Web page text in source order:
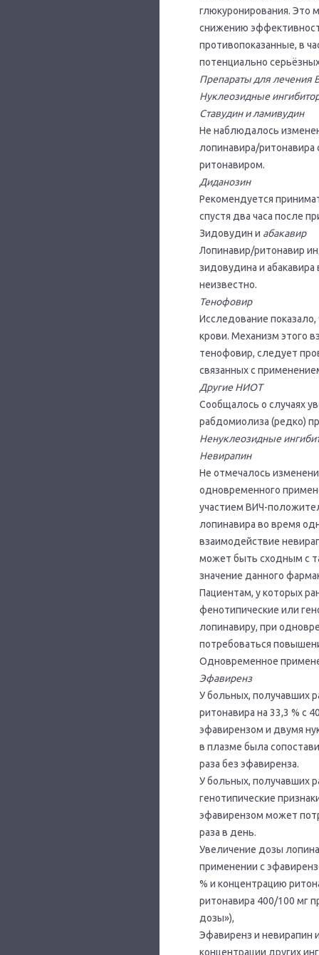
глюкуронирования. Это
снижению
противопоказанные, в
потенциально
Препараты для лечения
Нуклеозидные
Ставудин и ламивудин
Не наблюдалось
лопинавира/
ритонавиром.
Диданозин
Рекомендуется
спустя два часа после
Зидовудин и абакавир
Лопинавир/ритонавир
зидовудина и
неизвестно.
Тенофовир
Исследование
крови. Механизм этого
тенофовир, следует
связанных с
Другие НИОТ
Сообщалось о случаях
рабдомиолиза (редко)
Ненуклеозидные
Невирапин
Не отмечалось
одновременного
участием ВИЧ-
лопинавира во время
взаимодействие
может быть сходным с
значение данного
Пациентам, у которых
фенотипические или
лопинавиру, при
потребоваться
Одновременное
Эфавиренз
У больных, получавших
ритонавира на 33,3 % с
эфавирензом и двумя
в плазме была
раза без эфавиренза.
У больных, получавших
генотипические
эфавирензом может
раза в день.
Увеличение дозы
применении с
% и концентрацию
ритонавира 400/100 мг
дозы»),
Эфавиренз и невирапин
концентрации других